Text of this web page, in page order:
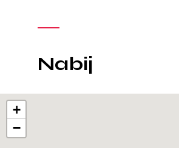
Nabij
+
−